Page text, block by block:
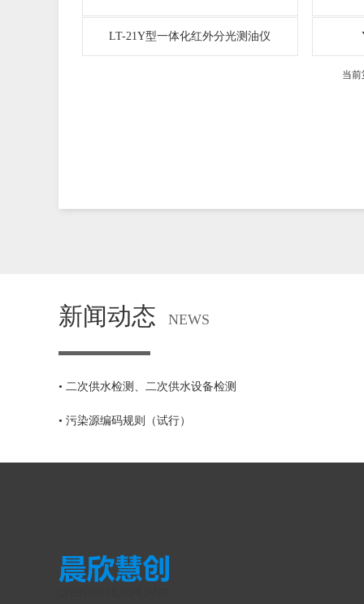
LT-21Y型一体化红外分光测油仪
当
新闻动态 NEWS
• 二次供水检测、二次供水设备检测
• 污染源编码规则（试行）